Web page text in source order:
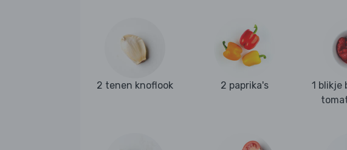
2 tenen knoflook 2 paprika's
1 blikje